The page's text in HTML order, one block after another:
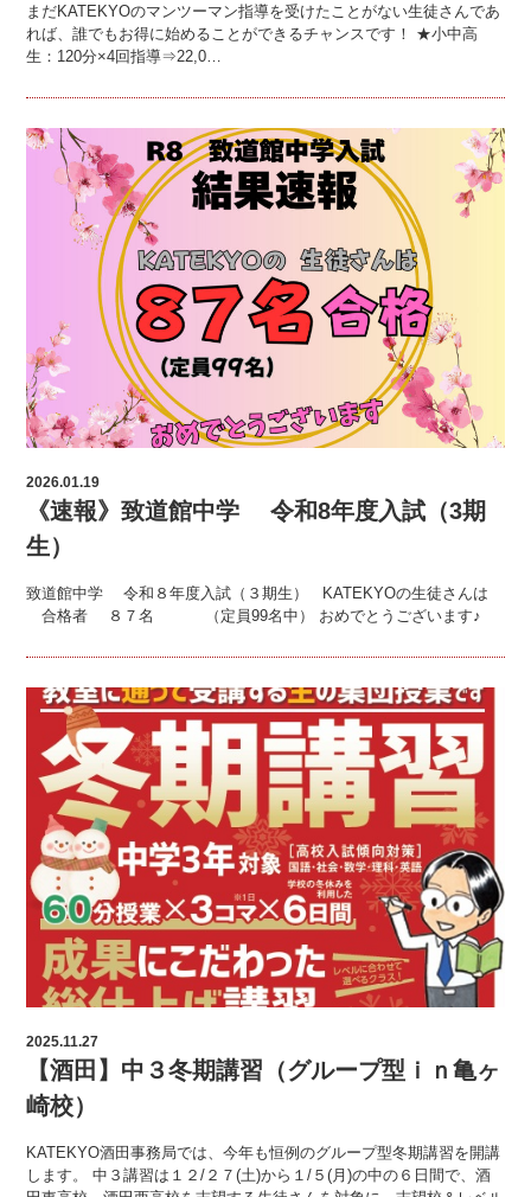
まだKATEKYOのマンツーマン指導を受けたことがない生徒さんであ
れば、誰でもお得に始めることができるチャンスです！ ★小中高
生：120分×4回指導⇒22,0…
2026.01.19
《速報》致道館中学 令和8年度入試（3期
生）
致道館中学 令和８年度入試（３期生） KATEKYOの生徒さんは
合格者 ８７名 （定員99名中） おめでとうございます♪
2025.11.27
【酒田】中３冬期講習（グループ型ｉｎ亀ヶ
崎校）
KATEKYO酒田事務局では、今年も恒例のグループ型冬期講習を開講
します。 中３講習は１２/２７(土)から１/５(月)の中の６日間で、酒